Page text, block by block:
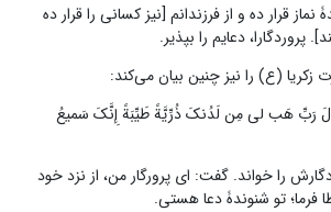
نماز قرار ده و از فرزندانم [نیز کسانی را قرار ده
پروردگارا، دعایم را بپذیر.
(ع) را نیز چنین بیان می‌کند:
قالَ رَبِّ هَب لی‏ مِن لَدُنکَ ذُرِّیَّةً طَیِّبَةً إِنَّکَ سَمیعُ
را خواند. گفت: ای پرورگار من، از نزد خود
فرما؛ تو شنوندۀ دعا هستی.